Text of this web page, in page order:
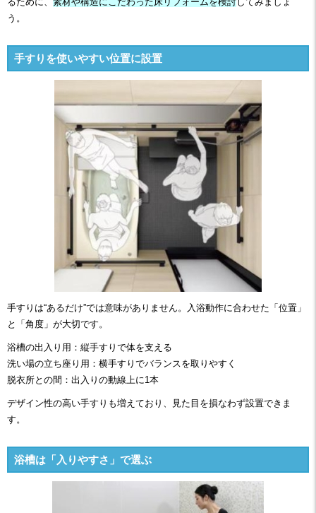
う。
手すりを使いやすい位置に設置
手すりは“あるだけ”では意味がありません。入浴動作に合わせた「位置」
と「角度」が大切です。
浴槽の出入り用：縦手すりで体を支える
洗い場の立ち座り用：横手すりでバランスを取りやすく
脱衣所との間：出入りの動線上に1本
デザイン性の高い手すりも増えており、見た目を損なわず設置できま
す。
浴槽は「入りやすさ」で選ぶ